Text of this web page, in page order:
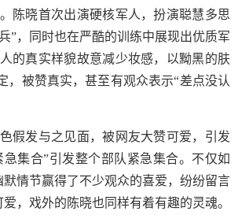
陈晓首次出演硬核军人，扮演聪慧多思
”，同时也在严酷的训练中展现出优质军
的真实样貌故意减少妆感，以黝黑的肤
被赞真实，甚至有观众表示“差点没认
发与之见面，被网友大赞可爱，引发
集合”引发整个部队紧急集合。不仅如
情节赢得了不少观众的喜爱，纷纷留言
，戏外的陈晓也同样有着有趣的灵魂。